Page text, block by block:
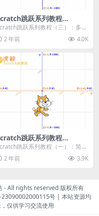
跳跃系列教程
三）：多段跳跃
跳跃系列教程（三）：多段
跃 作者：小虎鲸Scratch资源站
...2 年前 4.0K
跳跃系列教程
一）：简单跳跃
跳跃系列教程（一）：简单
跃 作者：小虎鲸Scratch资源站
...2 年前 3.9K
- All rights reserved 版权所有
23090002000115号| 本站资源均
仅供学习交流使用